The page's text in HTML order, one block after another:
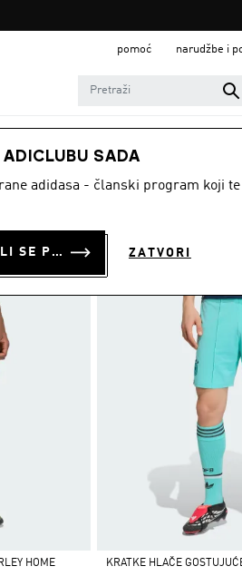
pomoć narudžbe i
ADICLUBU SADA
adidasa - članski program koji
PRIJAVI SE ILI SE PRIDRUŽI SADA ZATVORI
HOME
KRATKE HLAČE